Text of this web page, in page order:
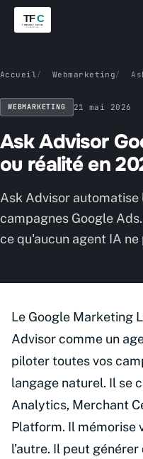
Accueil/ Webmarketing/
WEBMARKETING 21 mai 2026
Ask Advisor
ou réalité en
Ask Advisor
campagnes Google
ce qu'aucun agent IA
Le Google Marketing
Advisor comme un
piloter toutes vos
langage naturel. Il se
Analytics, Merchant
Platform. Il mémorise
l’autre. Il peut